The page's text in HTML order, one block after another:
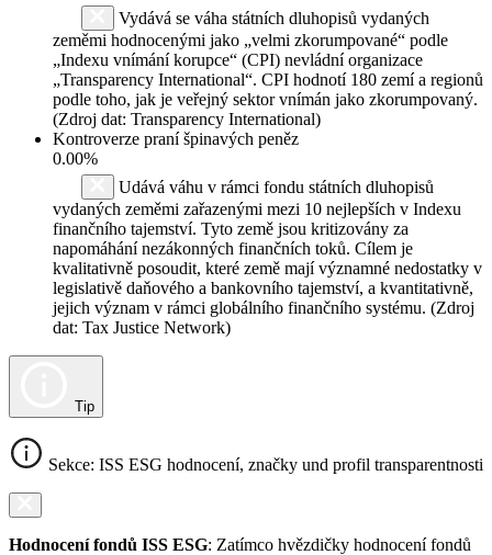
Vydává se váha státních dluhopisů vydaných
zeměmi hodnocenými jako „velmi zkorumpované“ podle
„Indexu vnímání korupce“ (CPI) nevládní organizace
„Transparency International“. CPI hodnotí 180 zemí a regionů
podle toho, jak je veřejný sektor vnímán jako zkorumpovaný.
(Zdroj dat: Transparency International)
Kontroverze praní špinavých peněz
0.00%
Udává váhu v rámci fondu státních dluhopisů
vydaných zeměmi zařazenými mezi 10 nejlepších v Indexu
finančního tajemství. Tyto země jsou kritizovány za
napomáhání nezákonných finančních toků. Cílem je
kvalitativně posoudit, které země mají významné nedostatky v
legislativě daňového a bankovního tajemství, a kvantitativně,
jejich význam v rámci globálního finančního systému. (Zdroj
dat: Tax Justice Network)
Tip
Sekce: ISS ESG hodnocení, značky und profil transparentnosti
Hodnocení fondů ISS ESG: Zatímco hvězdičky hodnocení fondů